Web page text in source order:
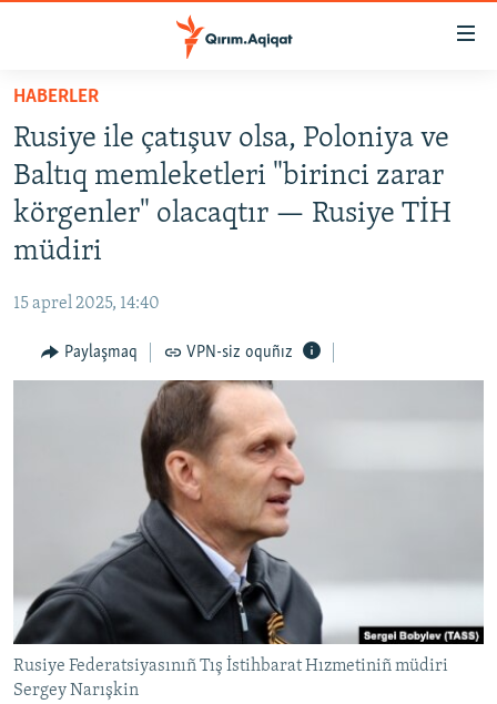
Esas
qaytmaq
Baş
navigatsiyağa
qaytmaq
Qıdıruvğa
SİYASET
İQTİSADİYAT
CEMİYET
İNSAN AQLARI
VİDEO
Українською
QOŞULIÑIZ!
HABERLER
Rusiye ile çatışuv olsa, Poloniya ve
Baltıq memleketleri "birinci zarar
körgenler" olacaqtır — Rusiye TİH
müdiri
15 aprel 2025, 14:40
Paylaşmaq VPN-siz oquñız
Rusiye Federatsiyasınıñ Tış İstihbarat Hızmetiniñ müdiri
Sergey Narışkin